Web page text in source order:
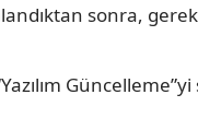
sonra,